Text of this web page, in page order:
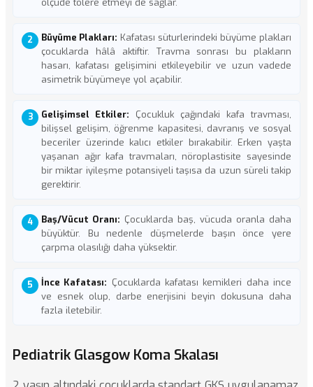
ölçüde tolere etmeyi de sağlar.
Büyüme Plakları: Kafatası süturlerindeki büyüme plakları
çocuklarda hâlâ aktiftir. Travma sonrası bu plakların
hasarı, kafatası gelişimini etkileyebilir ve uzun vadede
asimetrik büyümeye yol açabilir.
Gelişimsel Etkiler: Çocukluk çağındaki kafa travması,
bilişsel gelişim, öğrenme kapasitesi, davranış ve sosyal
beceriler üzerinde kalıcı etkiler bırakabilir. Erken yaşta
yaşanan ağır kafa travmaları, nöroplastisite sayesinde
bir miktar iyileşme potansiyeli taşısa da uzun süreli takip
gerektirir.
Baş/Vücut Oranı: Çocuklarda baş, vücuda oranla daha
büyüktür. Bu nedenle düşmelerde başın önce yere
çarpma olasılığı daha yüksektir.
İnce Kafatası: Çocuklarda kafatası kemikleri daha ince
ve esnek olup, darbe enerjisini beyin dokusuna daha
fazla iletebilir.
Pediatrik Glasgow Koma Skalası